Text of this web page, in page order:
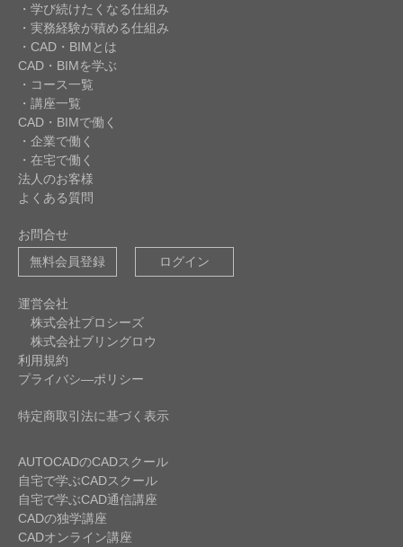
・学び続けたくなる仕組み
・実務経験が積める仕組み
・CAD・BIMとは
CAD・BIMを学ぶ
・コース一覧
・講座一覧
CAD・BIMで働く
・企業で働く
・在宅で働く
法人のお客様
よくある質問
お問合せ
無料会員登録
ログイン
運営会社
株式会社プロシーズ
株式会社ブリングロウ
利用規約
プライバシ―ポリシー
特定商取引法に基づく表示
AUTOCADのCADスクール
自宅で学ぶCADスクール
自宅で学ぶCAD通信講座
CADの独学講座
CADオンライン講座